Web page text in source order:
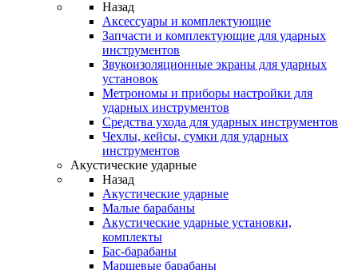
Назад
Аксессуары и комплектующие
Запчасти и комплектующие для ударных
инструментов
Звукоизоляционные экраны для ударных
установок
Метрономы и приборы настройки для
ударных инструментов
Средства ухода для ударных инструментов
Чехлы, кейсы, сумки для ударных
инструментов
Акустические ударные
Назад
Акустические ударные
Mалые барабаны
Акустические ударные установки,
комплекты
Бас-барабаны
Маршевые барабаны